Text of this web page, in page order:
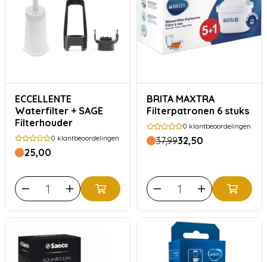
ECCELLENTE
Waterfilter + SAGE
Filterhouder
0 klantbeoordelingen
25,00
BRITA MAXTRA
Filterpatronen 6 stuks
0 klantbeoordelingen
37,9932,50